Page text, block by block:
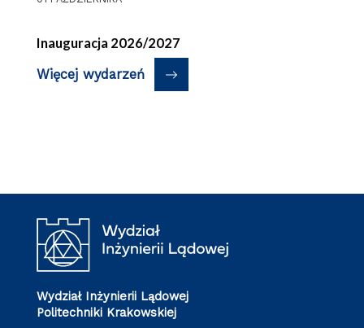
Więcej wydarzeń
Inauguracja 2026/2027
Wydział Inżynierii Lądowej
Politechniki Krakowskiej